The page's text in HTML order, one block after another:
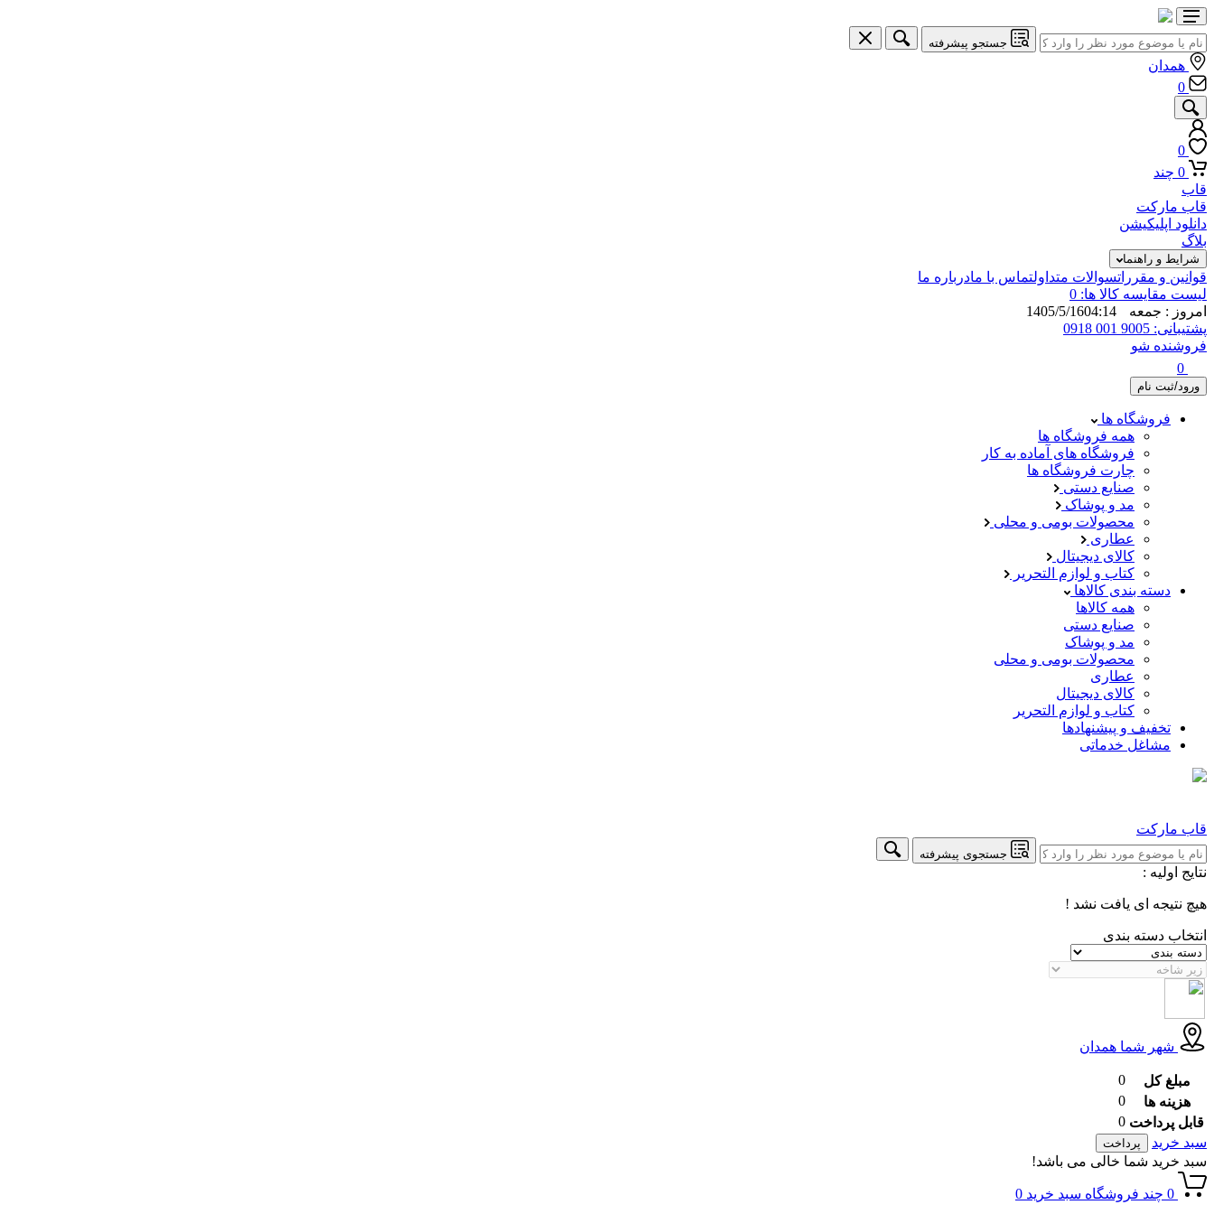
جستجو پیشرفته
همدان
0
0
0 چند
قاب
قاب مارکت
دانلود اپلیکیشن
بلاگ
شرایط و راهنما
قوانین و مقرراتسوالات متداولتماس با مادرباره ما
لیست مقایسه کالا ها: 0
امروز : جمعه 1405/5/16
04:14
پشتیبانی: 9005 001 0918
فروشنده شو
0
ورود/ثبت نام
فروشگاه ها
همه فروشگاه ها
فروشگاه های آماده به کار
چارت فروشگاه ها
صنایع دستی
مد و پوشاک
محصولات بومی و محلی
عطاری
کالای دیجیتال
کتاب و لوازم التحریر
دسته بندی کالاها
همه کالاها
صنایع دستی
مد و پوشاک
محصولات بومی و محلی
عطاری
کالای دیجیتال
کتاب و لوازم التحریر
تخفیف و پیشنهادها
مشاغل خدماتی
قاب مارکت
جستجوی پیشرفته
نتایج اولیه :
هیچ نتیجه ای یافت نشد !
انتخاب دسته بندی
شهر شما همدان
مبلغ کل
0
هزینه ها
0
قابل پرداخت 0
سبد خرید
پرداخت
سبد خرید شما خالی می باشد!
0 چند فروشگاه سبد خرید 0